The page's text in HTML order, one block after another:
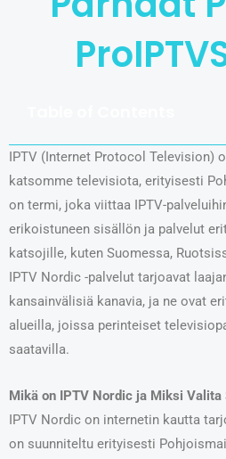
IPTV (Internet Protocol Television)
katsomme televisiota, erityisesti
on termi, joka viittaa IPTV-
erikoistuneen sisällön ja palvelut
katsojille, kuten Suomessa,
IPTV Nordic -palvelut tarjoavat
kansainvälisiä kanavia, ja ne ovat
alueilla, joissa perinteiset
saatavilla.
Mikä on IPTV Nordic ja Miksi Valita
IPTV Nordic on internetin kautta
on suunniteltu erityisesti